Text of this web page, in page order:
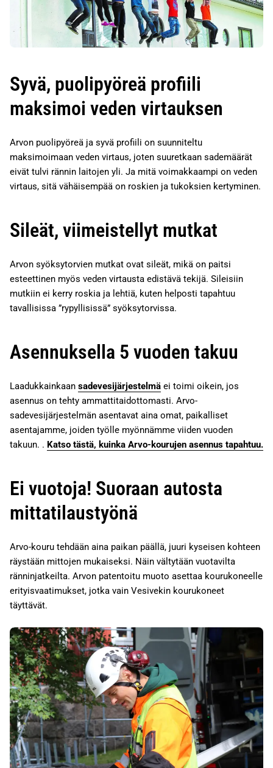
Syvä, puolipyöreä profiili
maksimoi veden virtauksen
Arvon puolipyöreä ja syvä profiili on suunniteltu
maksimoimaan veden virtaus, joten suuretkaan sademäärät
eivät tulvi rännin laitojen yli. Ja mitä voimakkaampi on veden
virtaus, sitä vähäisempää on roskien ja tukoksien kertyminen.
Sileät, viimeistellyt mutkat
Arvon syöksytorvien mutkat ovat sileät, mikä on paitsi
esteettinen myös veden virtausta edistävä tekijä. Sileisiin
mutkiin ei kerry roskia ja lehtiä, kuten helposti tapahtuu
tavallisissa ”rypyllisissä” syöksytorvissa.
Asennuksella 5 vuoden takuu
Laadukkainkaan sadevesijärjestelmä ei toimi oikein, jos
asennus on tehty ammattitaidottomasti. Arvo-
sadevesijärjestelmän asentavat aina omat, paikalliset
asentajamme, joiden työlle myönnämme viiden vuoden
takuun. . Katso tästä, kuinka Arvo-kourujen asennus tapahtuu.
Ei vuotoja! Suoraan autosta
mittatilaustyönä
Arvo-kouru tehdään aina paikan päällä, juuri kyseisen kohteen
räystään mittojen mukaiseksi. Näin vältytään vuotavilta
ränninjatkeilta. Arvon patentoitu muoto asettaa kourukoneelle
erityisvaatimukset, jotka vain Vesivekin kourukoneet
täyttävät.